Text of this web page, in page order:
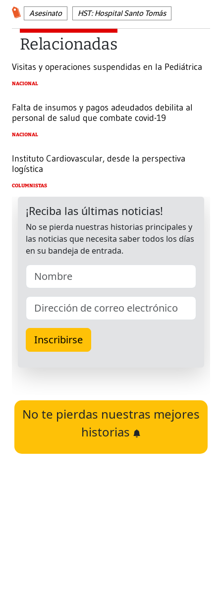
Asesinato HST: Hospital Santo Tomás
Relacionadas
Visitas y operaciones suspendidas en la Pediátrica
NACIONAL
Falta de insumos y pagos adeudados debilita al
personal de salud que combate covid-19
NACIONAL
Instituto Cardiovascular, desde la perspectiva
logística
COLUMNISTAS
No te pierdas nuestras mejores
historias